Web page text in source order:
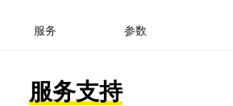
服务 参数
服务支持